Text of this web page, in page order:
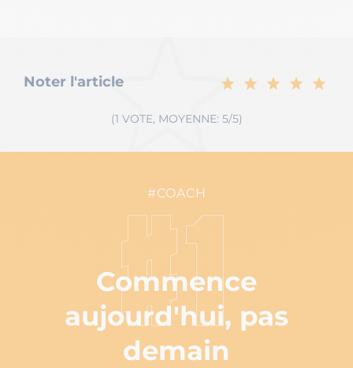
Noter l'article
(1 VOTE, MOYENNE: 5/5)
#COACH
#1
Commence
aujourd'hui, pas
demain